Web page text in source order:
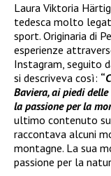
Laura Viktoria
tedesca molto
sport. Originaria di
esperienze
Instagram, seguito
si descriveva così: “
Baviera, ai piedi
la passione per la
ultimo contenuto
raccontava alcuni
montagne. La sua
passione per la